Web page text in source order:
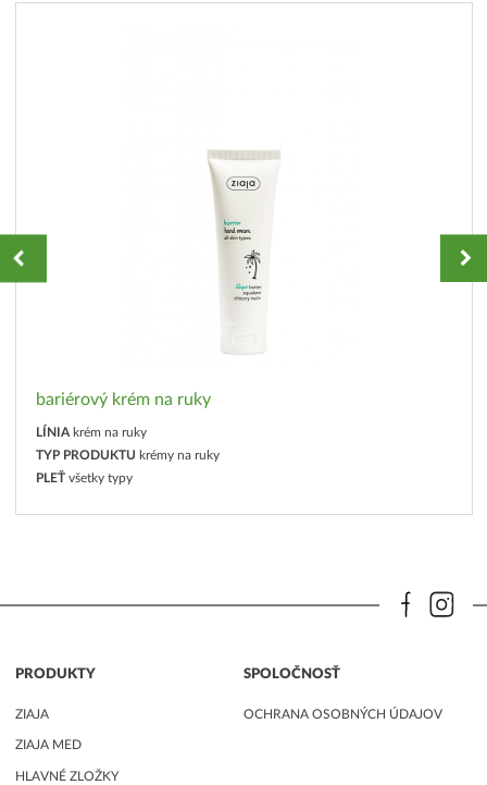
bariérový krém na ruky
LÍNIA krém na ruky
TYP PRODUKTU krémy na ruky
PLEŤ všetky typy
PRODUKTY
ZIAJA
ZIAJA MED
HLAVNÉ ZLOŽKY
SPOLOČNOSŤ
OCHRANA OSOBNÝCH ÚDAJOV